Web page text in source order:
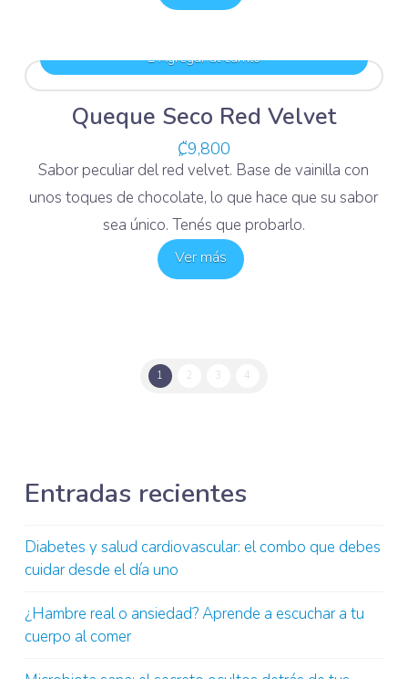
Queque Seco Red Velvet
₡9,800
Sabor peculiar del red velvet. Base de vainilla con
unos toques de chocolate, lo que hace que su sabor
sea único. Tenés que probarlo.
Agregar al carrito
Ver más
1 2 3 4
Entradas recientes
Diabetes y salud cardiovascular: el combo que debes
cuidar desde el día uno
¿Hambre real o ansiedad? Aprende a escuchar a tu
cuerpo al comer